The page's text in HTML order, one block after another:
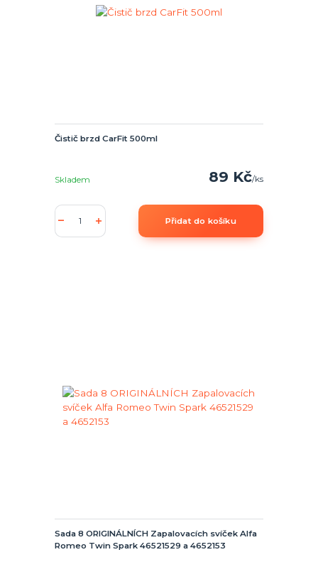
Čistič brzd CarFit 500ml
89 Kč/ks
Skladem
Přidat do košíku
Sada 8 ORIGINÁLNÍCH Zapalovacích svíček Alfa
Romeo Twin Spark 46521529 a 4652153